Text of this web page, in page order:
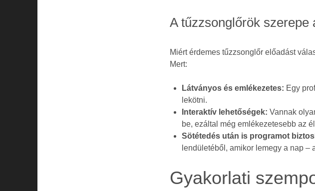
A tűzzsonglőrök
Miért érdemes tűzzsonglőr előadást
Mert:
Látványos és emlékezetes: Egy
lekötni.
Interaktív lehetőségek: Vannak
be, ezáltal még emlékezetesebb az
Sötétedés után is programot
lendületéből, amikor lemegy a nap
Gyakorlati